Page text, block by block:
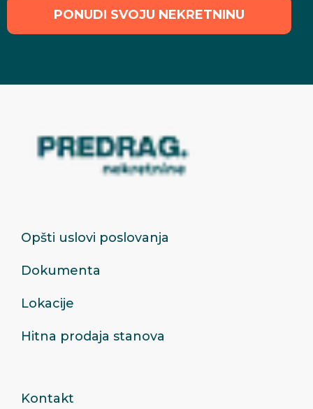
PONUDI SVOJU NEKRETNINU
Opšti uslovi poslovanja
Dokumenta
Lokacije
Hitna prodaja stanova
Kontakt